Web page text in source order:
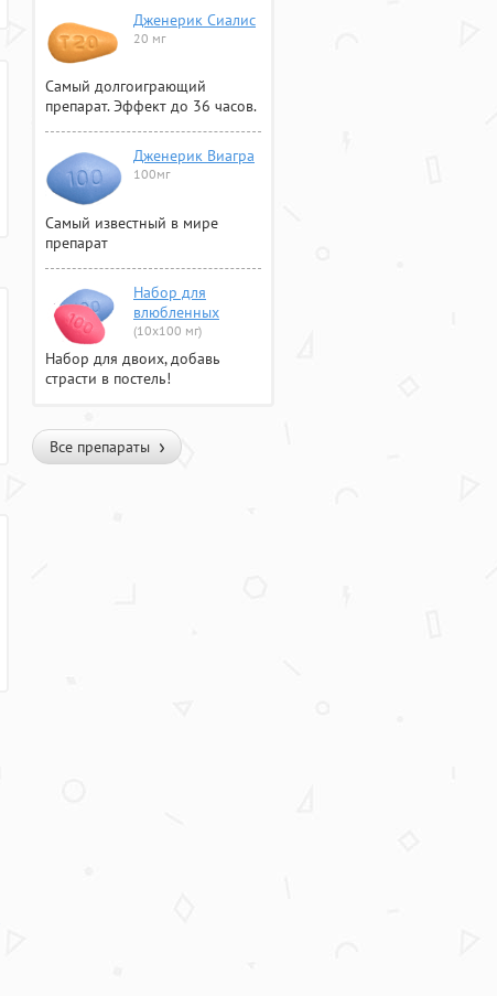
Дженерик Сиалис
20 мг
Самый долгоиграющий
препарат. Эффект до 36 часов.
Дженерик Виагра
100мг
Самый известный в мире
препарат
Набор для
влюбленных
(10х100 мг)
Набор для двоих, добавь
страсти в постель!
Все препараты